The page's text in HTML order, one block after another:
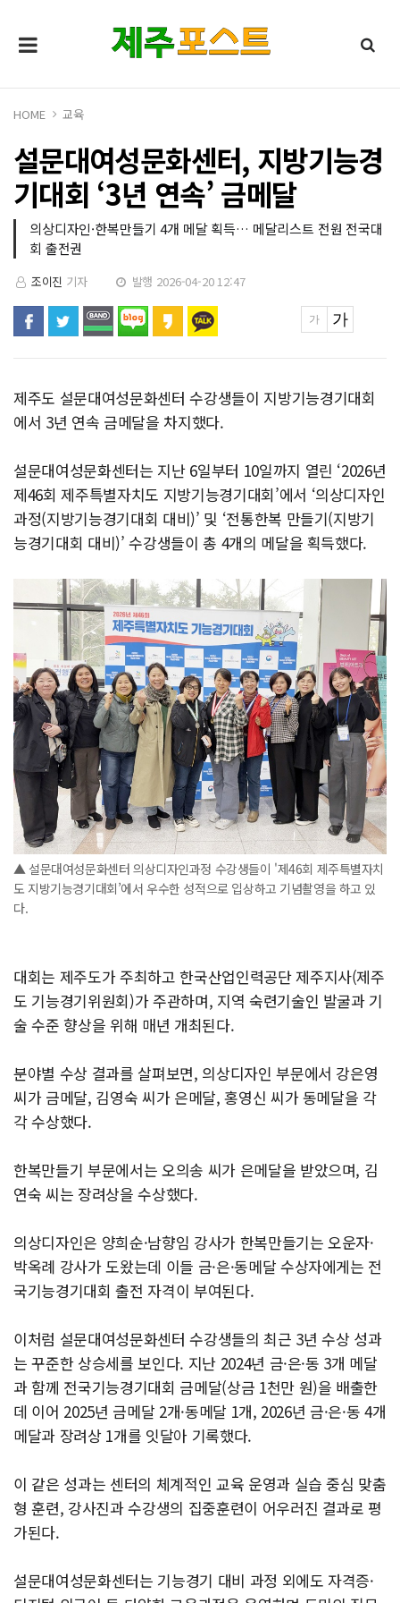
HOME 교육
설문대여성문화센터, 지방기능경
기대회 ‘3년 연속’ 금메달
의상디자인·한복만들기 4개 메달 획득… 메달리스트 전원 전국대
회 출전권
조이진 기자 발행 2026-04-20 12:47
제주도 설문대여성문화센터 수강생들이 지방기능경기대회
에서 3년 연속 금메달을 차지했다.
설문대여성문화센터는 지난 6일부터 10일까지 열린 ‘2026년
제46회 제주특별자치도 지방기능경기대회’에서 ‘의상디자인
과정(지방기능경기대회 대비)’ 및 ‘전통한복 만들기(지방기
능경기대회 대비)’ 수강생들이 총 4개의 메달을 획득했다.
▲ 설문대여성문화센터 의상디자인과정 수강생들이 '제46회 제주특별자치
도 지방기능경기대회’에서 우수한 성적으로 입상하고 기념촬영을 하고 있
다.
대회는 제주도가 주최하고 한국산업인력공단 제주지사(제주
도 기능경기위원회)가 주관하며, 지역 숙련기술인 발굴과 기
술 수준 향상을 위해 매년 개최된다.
분야별 수상 결과를 살펴보면, 의상디자인 부문에서 강은영
씨가 금메달, 김영숙 씨가 은메달, 홍영신 씨가 동메달을 각
각 수상했다.
한복만들기 부문에서는 오의송 씨가 은메달을 받았으며, 김
연숙 씨는 장려상을 수상했다.
의상디자인은 양희순·남향임 강사가 한복만들기는 오운자·
박옥례 강사가 도왔는데 이들 금·은·동메달 수상자에게는 전
국기능경기대회 출전 자격이 부여된다.
이처럼 설문대여성문화센터 수강생들의 최근 3년 수상 성과
는 꾸준한 상승세를 보인다. 지난 2024년 금·은·동 3개 메달
과 함께 전국기능경기대회 금메달(상금 1천만 원)을 배출한
데 이어 2025년 금메달 2개·동메달 1개, 2026년 금·은·동 4개
메달과 장려상 1개를 잇달아 기록했다.
이 같은 성과는 센터의 체계적인 교육 운영과 실습 중심 맞춤
형 훈련, 강사진과 수강생의 집중훈련이 어우러진 결과로 평
가된다.
설문대여성문화센터는 기능경기 대비 과정 외에도 자격증·